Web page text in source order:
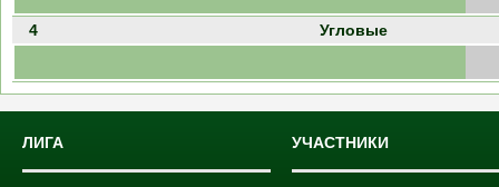
4 Угловые
ЛИГА УЧАСТНИКИ